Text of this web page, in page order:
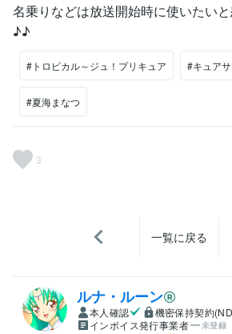
名乗りなどは放送開始時に使いたい
♪♪
#トロピカル～ジュ！プリキュア #キュア
#夏海まなつ
3
一覧に戻る
ルナ・ルーン
本人確認 機密保持契約
インボイス発行事業者 未登録